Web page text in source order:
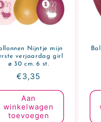
Nijntje mijn
verjaardag girl
ø 30 cm. 6 st.
Normale
prijs
€3,35
Aan
winkelwagen
toevoegen